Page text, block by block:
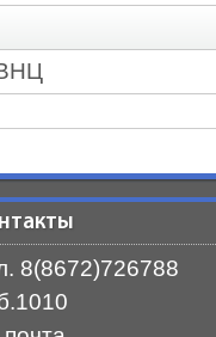
8(8672)726788